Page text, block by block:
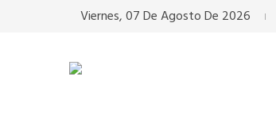
Viernes, 07 De Agosto De 2026